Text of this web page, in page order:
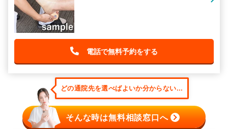
電話で無料予約をする
どの通院先を選べばよいか分からない...
そんな時は無料相談窓口へ